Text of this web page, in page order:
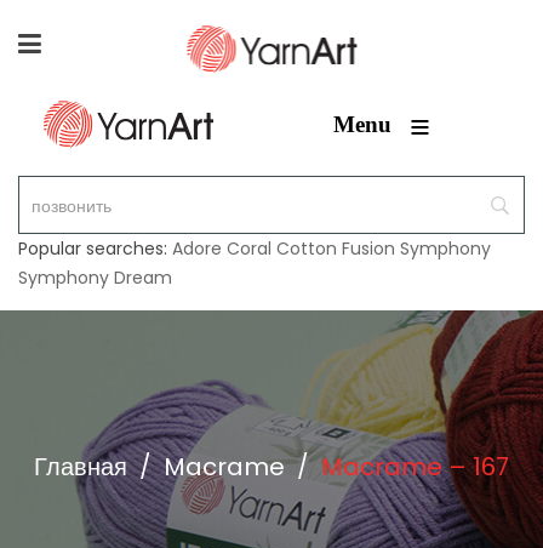
Menu ≡
Popular searches: Adore Coral Cotton Fusion Symphony
Symphony Dream
Главная / Macrame / Macrame – 167